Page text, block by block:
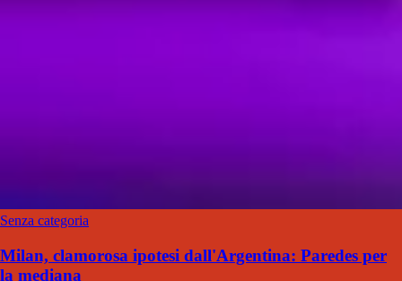
Senza categoria
Milan, clamorosa ipotesi dall'Argentina: Paredes per
la mediana